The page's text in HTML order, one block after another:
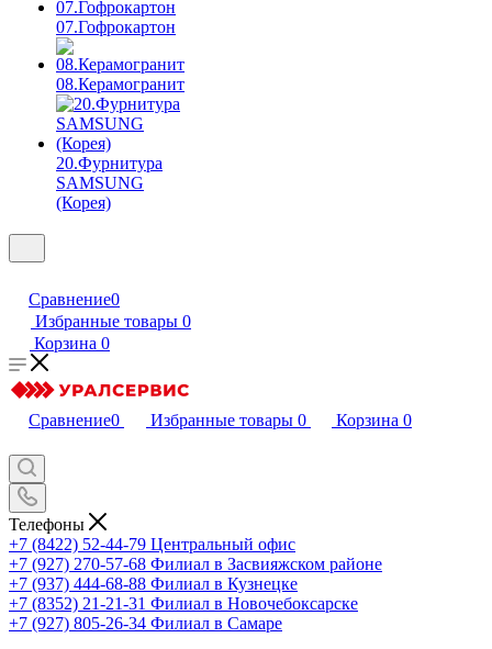
07.Гофрокартон
08.Керамогранит
20.Фурнитура
SAMSUNG
(Корея)
Сравнение0
Избранные товары 0
Корзина 0
Сравнение0 Избранные товары 0 Корзина 0
Телефоны
+7 (8422) 52-44-79 Центральный офис
+7 (927) 270-57-68 Филиал в Засвияжском районе
+7 (937) 444-68-88 Филиал в Кузнецке
+7 (8352) 21-21-31 Филиал в Новочебоксарске
+7 (927) 805-26-34 Филиал в Самаре